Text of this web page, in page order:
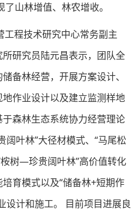
山林增值、林农增收。
程技术研究中心常务副主
研究员陆元昌表示，团队全
备林经营，开展方案设计、
作业设计以及建立监测样地
森林生态系统协力经营理论
叶林”大径材模式、“马尾松
树—珍贵阔叶林”高价值转化
育模式以及“储备林+短期作
设计和施工。 目前项目进展良